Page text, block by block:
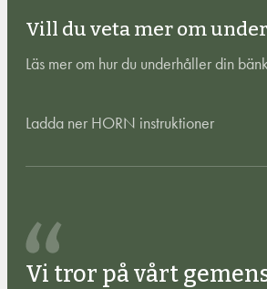
Vill du veta mer om
Läs mer om hur du underhåller din
Ladda ner HORN instruktioner
Vi tror på vårt